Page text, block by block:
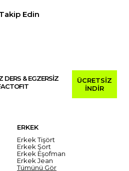
Edin
DERS & EGZERSİZ
ÜCRETSİZ
İNDİR
ERKEK
Erkek Tişört
Erkek Şort
Erkek Eşofman
Erkek Jean
Tümünü Gör